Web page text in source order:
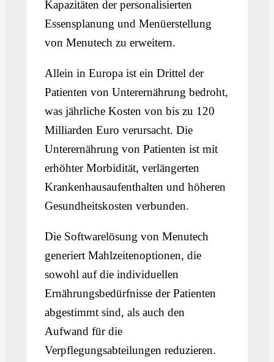
Kapazitäten der personalisierten
Essensplanung und Menüerstellung
von Menutech zu erweitern.
Allein in Europa ist ein Drittel der
Patienten von Unterernährung bedroht,
was jährliche Kosten von bis zu 120
Milliarden Euro verursacht. Die
Unterernährung von Patienten ist mit
erhöhter Morbidität, verlängerten
Krankenhausaufenthalten und höheren
Gesundheitskosten verbunden.
Die Softwarelösung von Menutech
generiert Mahlzeitenoptionen, die
sowohl auf die individuellen
Ernährungsbedürfnisse der Patienten
abgestimmt sind, als auch den
Aufwand für die
Verpflegungsabteilungen reduzieren.